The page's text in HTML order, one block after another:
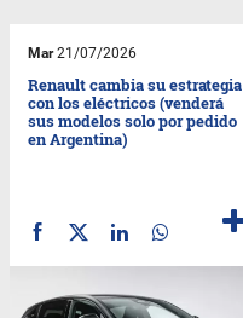
Mar21/07/2026
Renault cambia su estrategia
con los eléctricos (venderá
sus modelos solo por pedido
en Argentina)